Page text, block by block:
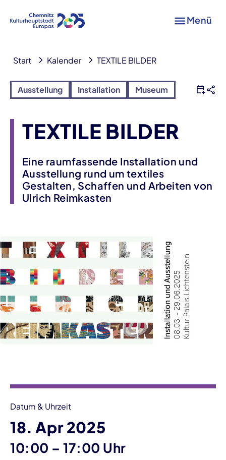
Menü
Start Kalender TEXTILE BILDER
Ausstellung Installation Museum
TEXTILE BILDER
Eine raumfassende Installation und
Ausstellung rund um textiles
Gestalten, Schaffen und Arbeiten von
Ulrich Reimkasten
Datum & Uhrzeit
18. Apr 2025
10:00 – bis
17:00 Uhr